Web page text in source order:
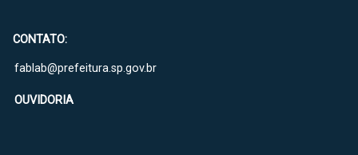
CONTATO:
fablab@prefeitura.sp.gov.br
OUVIDORIA